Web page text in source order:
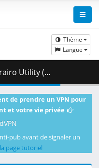
Thème
Langue
( 281.70 MB )
de prendre un VPN pour
et votre vie privée
pub avant de signaler un
page tutoriel